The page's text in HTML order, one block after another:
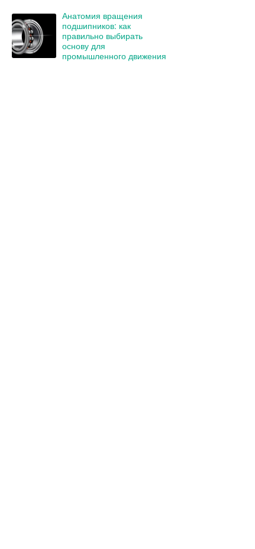
Анатомия вращения
подшипников: как
правильно выбирать
основу для
промышленного движения